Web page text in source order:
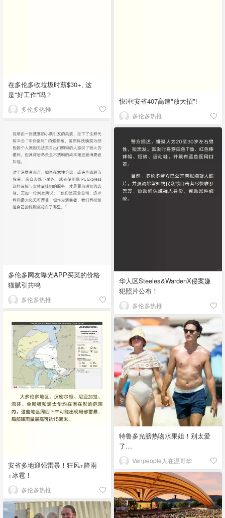
在多伦多收垃圾时薪$30+, 这
是"好工作"吗？
多伦多热推
快冲!安省407高速"放大招"!
多伦多热推
多伦多网友曝光APP买菜的价格
猫腻引共鸣
多伦多热推
华人区Steeles&WardenX侵案嫌
犯照片公布！
多伦多热推
安省多地迎强雷暴！狂风+降雨
+冰雹！
多伦多热推
特鲁多光膀热吻水果姐！别太爱
了…
Vanpeople人在温哥华